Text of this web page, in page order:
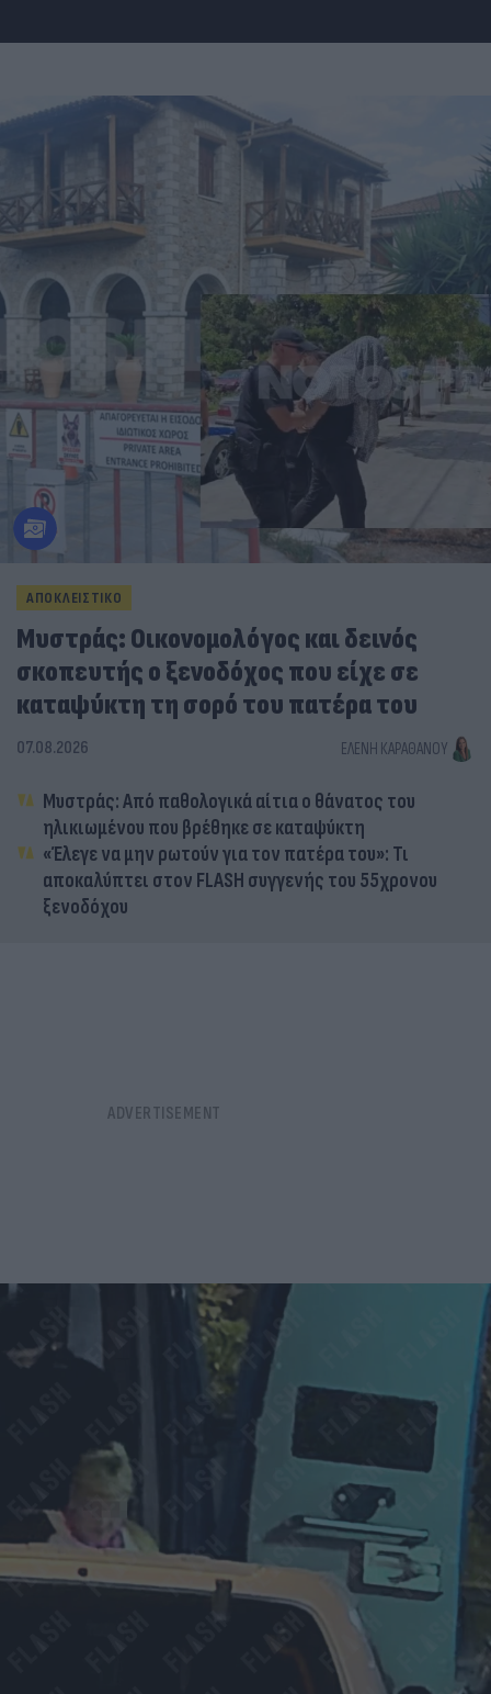
ΑΠΟΚΛΕΙΣΤΙΚΟ
Μυστράς: Οικονομολόγος και δεινός
σκοπευτής ο ξενοδόχος που είχε σε
καταψύκτη τη σορό του πατέρα του
07.08.2026 ΕΛΈΝΗ ΚΑΡΑΘΆΝΟΥ
Μυστράς: Από παθολογικά αίτια ο θάνατος του
ηλικιωμένου που βρέθηκε σε καταψύκτη
«Έλεγε να μην ρωτούν για τον πατέρα του»: Τι
αποκαλύπτει στον FLASH συγγενής του 55χρονου
ξενοδόχου